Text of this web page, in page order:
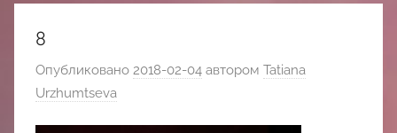
俄
罗
斯
ПЕКИНЕ
8
Опубликовано 2018-02-04 автором Tatiana
Urzhumtseva